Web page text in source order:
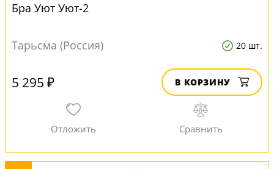
Бра Уют Уют-2
Тарьсма (Россия) 20 шт.
5 295 ₽ В КОРЗИНУ